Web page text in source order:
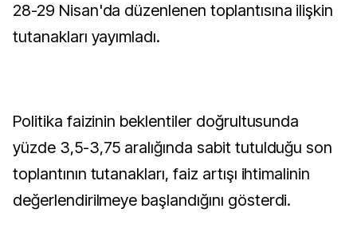
28-29 Nisan'da düzenlenen toplantısına ilişkin
tutanakları yayımladı.
Politika faizinin beklentiler doğrultusunda
yüzde 3,5-3,75 aralığında sabit tutulduğu son
toplantının tutanakları, faiz artışı ihtimalinin
değerlendirilmeye başlandığını gösterdi.